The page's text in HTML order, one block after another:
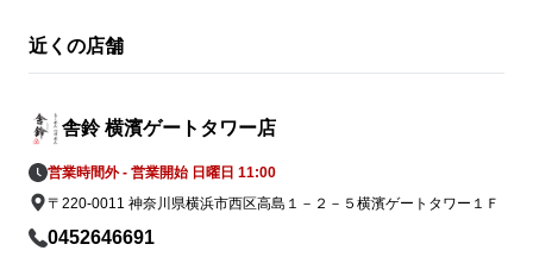
近くの店舗
舎鈴 横濱ゲートタワー店
営業時間外 - 営業開始 日曜日 11:00
〒220-0011 神奈川県横浜市西区高島１－２－５横濱ゲートタワー１Ｆ
0452646691